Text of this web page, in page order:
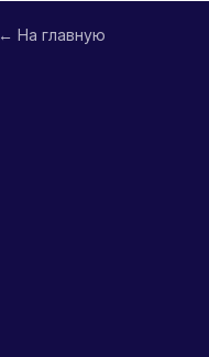
← На главную